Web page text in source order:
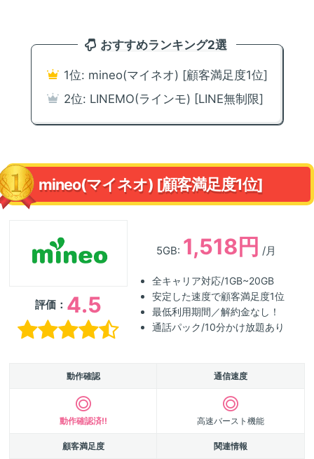
おすすめランキング2選
1位: mineo(マイネオ) [顧客満足度1位]
2位: LINEMO(ラインモ) [LINE無制限]
mineo(マイネオ) [顧客満足度1位]
評価： 4.5
5GB: 1,518円 /月
全キャリア対応/1GB~20GB
安定した速度で顧客満足度1位
最低利用期間／解約金なし！
通話パック/10分かけ放題あり
動作確認 通信速度
動作確認済!! 高速バースト機能
顧客満足度 関連情報